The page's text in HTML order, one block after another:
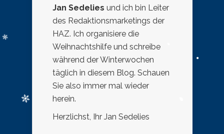
Jan Sedelies und ich bin Leiter
des Redaktionsmarketings der
HAZ. Ich organisiere die
Weihnachtshilfe und schreibe
während der Winterwochen
täglich in diesem Blog. Schauen
Sie also immer mal wieder
herein.
Herzlichst, Ihr Jan Sedelies